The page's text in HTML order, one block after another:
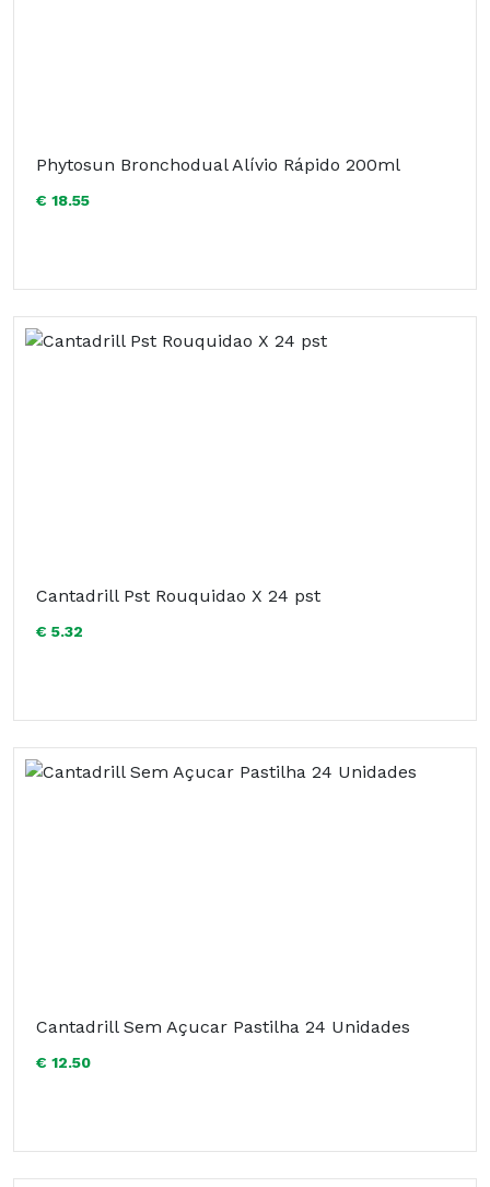
Phytosun Bronchodual Alívio Rápido 200ml
€ 18.55
Cantadrill Pst Rouquidao X 24 pst
€ 5.32
Cantadrill Sem Açucar Pastilha 24 Unidades
€ 12.50